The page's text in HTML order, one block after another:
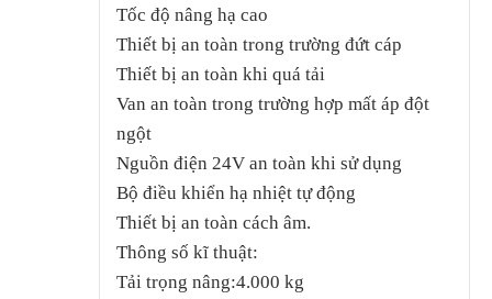
Tốc độ nâng hạ cao
Thiết bị an toàn trong trường đứt cáp
Thiết bị an toàn khi quá tải
Van an toàn trong trường hợp mất áp đột
ngột
Nguồn điện 24V an toàn khi sử dụng
Bộ điều khiển hạ nhiệt tự động
Thiết bị an toàn cách âm.
Thông số kĩ thuật:
Tải trọng nâng:4.000 kg